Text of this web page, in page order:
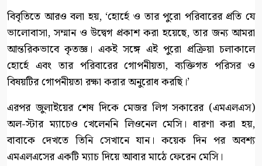
বিবৃতিতে আরও বলা হয়, ‘হোর্হে ও তার পুরো পরিবারের প্রতি যে
ভালোবাসা, সম্মান ও উদ্বেগ প্রকাশ করা হয়েছে, তার জন্য আমরা
আন্তরিকভাবে কৃতজ্ঞ। একই সঙ্গে এই পুরো প্রক্রিয়া চলাকালে
হোর্হে এবং তার পরিবারের গোপনীয়তা, ব্যক্তিগত পরিসর ও
বিষয়টির গোপনীয়তা রক্ষা করার অনুরোধ করছি।’
এরপর জুলাইয়ের শেষ দিকে মেজর লিগ সকারের (এমএলএস)
অল-স্টার ম্যাচেও খেলেননি লিওনেল মেসি। ধারণা করা হয়,
বাবাকে দেখতে তিনি সেখানে যান। কয়েক দিন পর অবশ্য
এমএলএসের একটি ম্যাচ দিয়ে আবার মাঠে ফেরেন মেসি।